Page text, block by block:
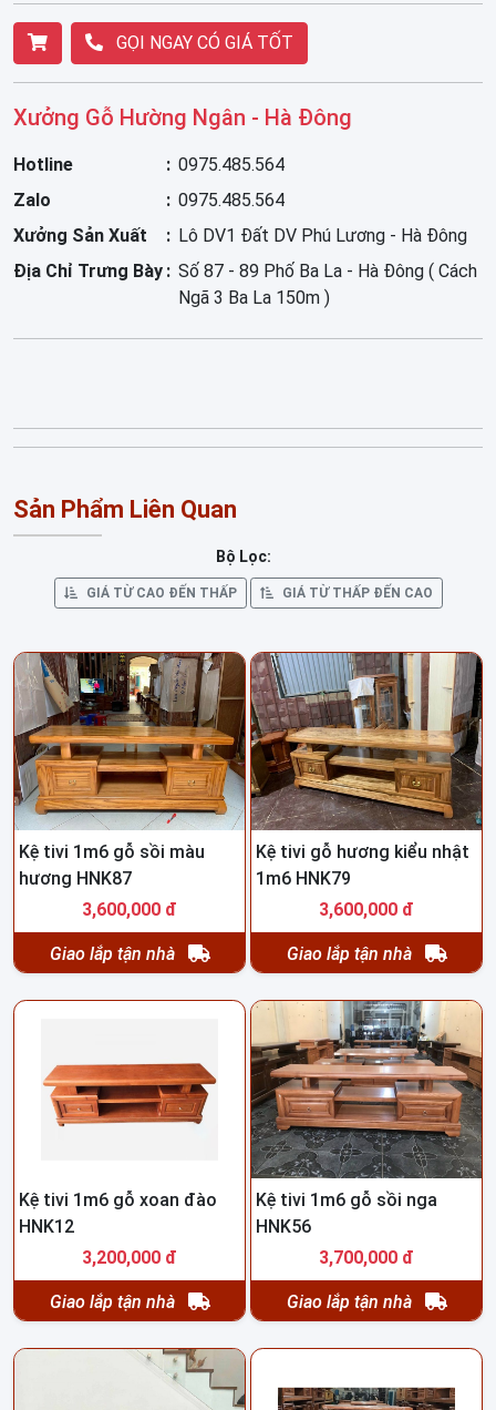
GỌI NGAY CÓ GIÁ TỐT
Xưởng Gỗ Hường Ngân - Hà Đông
Hotline
0975.485.564
Zalo
0975.485.564
Xưởng Sản Xuất
Lô DV1 Đất DV Phú Lương - Hà Đông
Địa Chỉ Trưng Bày
Số 87 - 89 Phố Ba La - Hà Đông ( Cách
Ngã 3 Ba La 150m )
Sản Phẩm Liên Quan
Bộ Lọc:
GIÁ TỪ CAO ĐẾN THẤP GIÁ TỪ THẤP ĐẾN CAO
Kệ tivi 1m6 gỗ sồi màu
hương HNK87
3,600,000 đ
Giao lắp tận nhà
Kệ tivi gỗ hương kiểu nhật
1m6 HNK79
3,600,000 đ
Giao lắp tận nhà
Kệ tivi 1m6 gỗ xoan đào
HNK12
3,200,000 đ
Giao lắp tận nhà
Kệ tivi 1m6 gỗ sồi nga
HNK56
3,700,000 đ
Giao lắp tận nhà